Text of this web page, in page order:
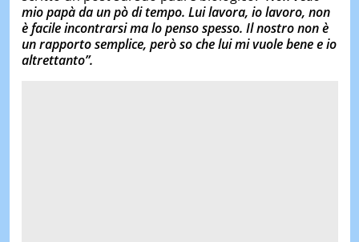
mio papà da un pò di tempo. Lui lavora, io lavoro, non
è facile incontrarsi ma lo penso spesso. Il nostro non è
un rapporto semplice, però so che lui mi vuole bene e io
altrettanto”.